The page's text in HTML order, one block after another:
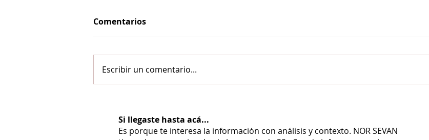
Comentarios
Escribir un comentario...
Si llegaste hasta acá...
Es porque te interesa la información con análisis y contexto. NOR SEVAN